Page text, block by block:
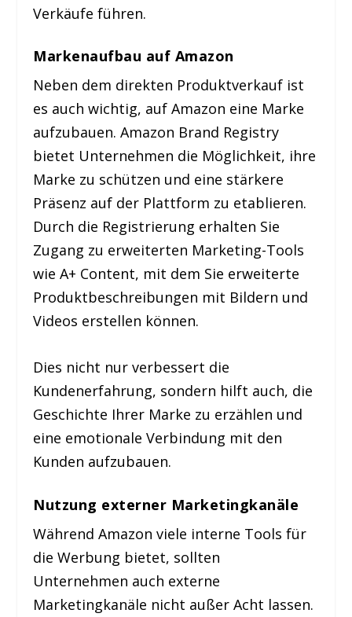
Verkäufe führen.
Markenaufbau auf Amazon
Neben dem direkten Produktverkauf ist
es auch wichtig, auf Amazon eine Marke
aufzubauen. Amazon Brand Registry
bietet Unternehmen die Möglichkeit, ihre
Marke zu schützen und eine stärkere
Präsenz auf der Plattform zu etablieren.
Durch die Registrierung erhalten Sie
Zugang zu erweiterten Marketing-Tools
wie A+ Content, mit dem Sie erweiterte
Produktbeschreibungen mit Bildern und
Videos erstellen können.
Dies nicht nur verbessert die
Kundenerfahrung, sondern hilft auch, die
Geschichte Ihrer Marke zu erzählen und
eine emotionale Verbindung mit den
Kunden aufzubauen.
Nutzung externer Marketingkanäle
Während Amazon viele interne Tools für
die Werbung bietet, sollten
Unternehmen auch externe
Marketingkanäle nicht außer Acht lassen.